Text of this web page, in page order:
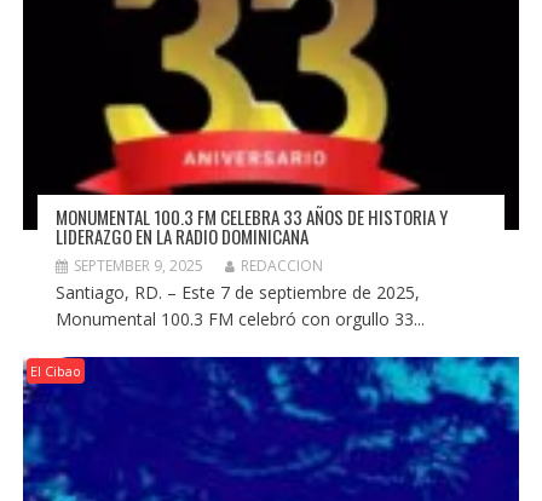
MONUMENTAL 100.3 FM CELEBRA 33 AÑOS DE HISTORIA Y
LIDERAZGO EN LA RADIO DOMINICANA
SEPTEMBER 9, 2025 REDACCION
Santiago, RD. – Este 7 de septiembre de 2025,
Monumental 100.3 FM celebró con orgullo 33...
El Cibao